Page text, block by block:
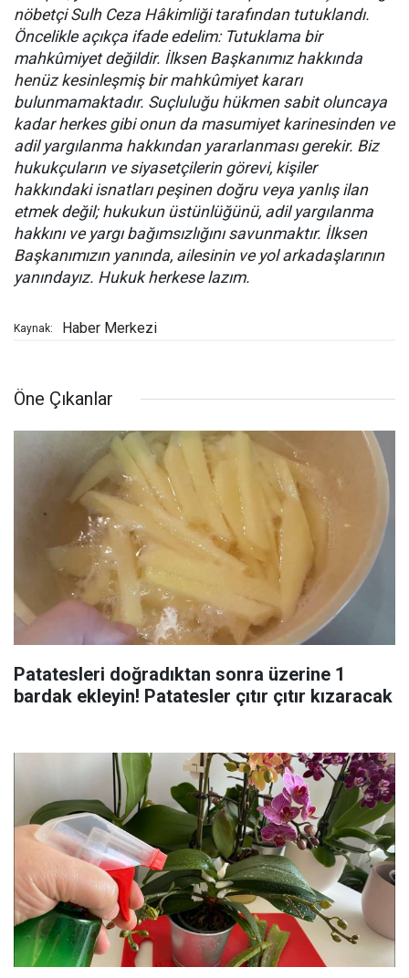
nöbetçi Sulh Ceza Hâkimliği tarafından tutuklandı.
Öncelikle açıkça ifade edelim: Tutuklama bir
mahkûmiyet değildir. İlksen Başkanımız hakkında
henüz kesinleşmiş bir mahkûmiyet kararı
bulunmamaktadır. Suçluluğu hükmen sabit oluncaya
kadar herkes gibi onun da masumiyet karinesinden ve
adil yargılanma hakkından yararlanması gerekir. Biz
hukukçuların ve siyasetçilerin görevi, kişiler
hakkındaki isnatları peşinen doğru veya yanlış ilan
etmek değil; hukukun üstünlüğünü, adil yargılanma
hakkını ve yargı bağımsızlığını savunmaktır. İlksen
Başkanımızın yanında, ailesinin ve yol arkadaşlarının
yanındayız. Hukuk herkese lazım.
Kaynak: Haber Merkezi
Öne Çıkanlar
Patatesleri doğradıktan sonra üzerine 1
bardak ekleyin! Patatesler çıtır çıtır kızaracak